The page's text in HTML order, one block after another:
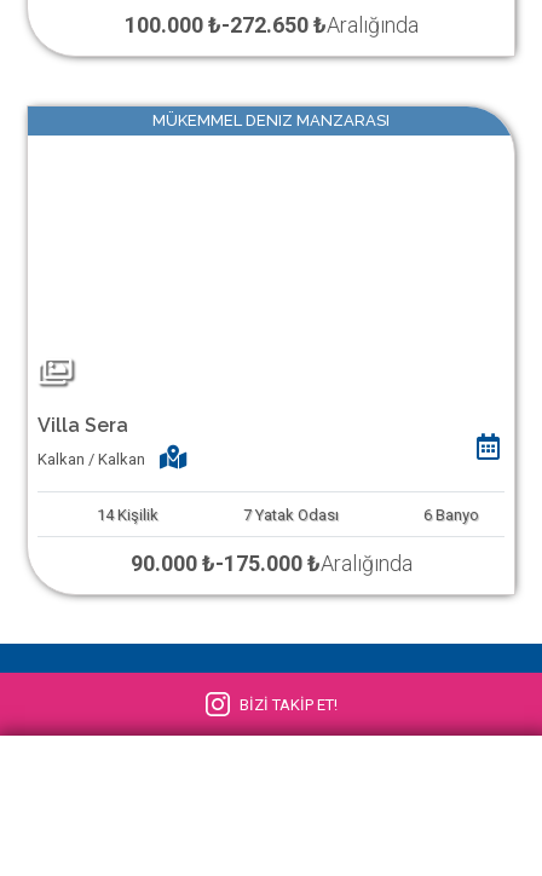
100.000 ₺-272.650 ₺Aralığında
MÜKEMMEL DENIZ MANZARASI
Villa Sera
Kalkan / Kalkan
14 Kişilik 7 Yatak Odası 6 Banyo
90.000 ₺-175.000 ₺Aralığında
BİZİ TAKİP ET!